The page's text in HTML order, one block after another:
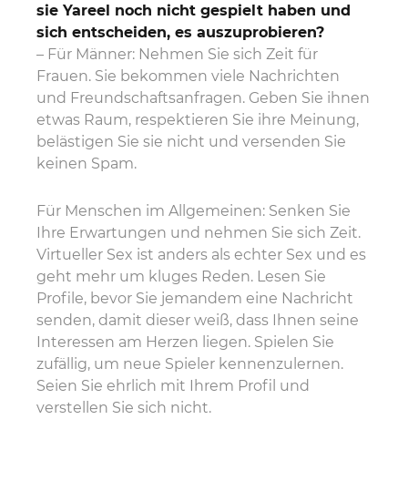
sie Yareel noch nicht gespielt haben und
sich entscheiden, es auszuprobieren?
– Für Männer: Nehmen Sie sich Zeit für
Frauen. Sie bekommen viele Nachrichten
und Freundschaftsanfragen. Geben Sie ihnen
etwas Raum, respektieren Sie ihre Meinung,
belästigen Sie sie nicht und versenden Sie
keinen Spam.
Für Menschen im Allgemeinen: Senken Sie
Ihre Erwartungen und nehmen Sie sich Zeit.
Virtueller Sex ist anders als echter Sex und es
geht mehr um kluges Reden. Lesen Sie
Profile, bevor Sie jemandem eine Nachricht
senden, damit dieser weiß, dass Ihnen seine
Interessen am Herzen liegen. Spielen Sie
zufällig, um neue Spieler kennenzulernen.
Seien Sie ehrlich mit Ihrem Profil und
verstellen Sie sich nicht.